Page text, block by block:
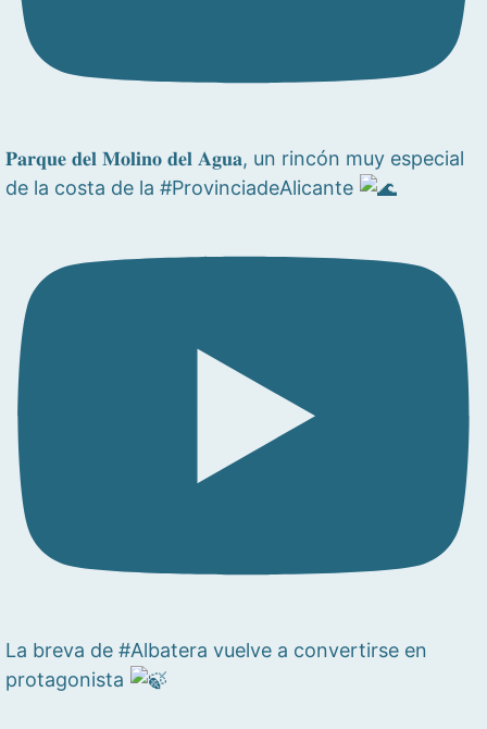
𝐏𝐚𝐫𝐪𝐮𝐞 𝐝𝐞𝐥 𝐌𝐨𝐥𝐢𝐧𝐨 𝐝𝐞𝐥 𝐀𝐠𝐮𝐚, un rincón muy especial
de la costa de la #ProvinciadeAlicante
La breva de #Albatera vuelve a convertirse en
protagonista